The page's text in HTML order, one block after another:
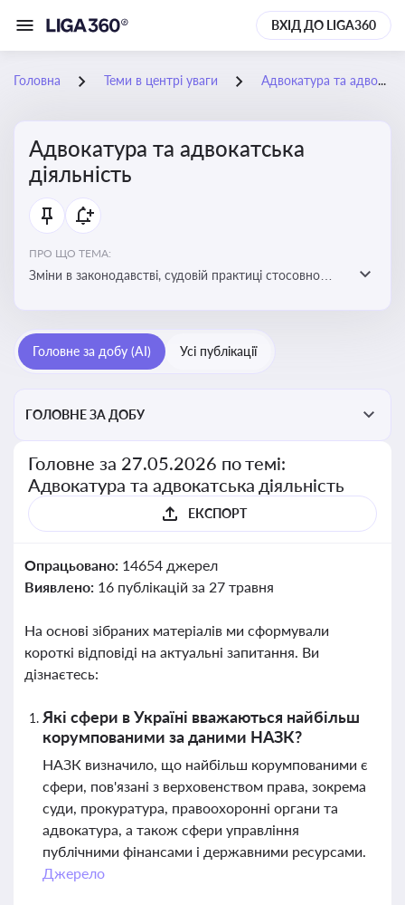
ВХІД ДО LIGA360
Головна Теми в центрі уваги Адвокатура та адвокатська діяльність
Адвокатура та адвокатська
діяльність
ПРО ЩО ТЕМА:
Зміни в законодавстві, судовій практиці стосовно
Головне за добу (AI) Усі публікації
ГОЛОВНЕ ЗА ДОБУ
Головне за 27.05.2026 по темі:
Адвокатура та адвокатська діяльність
ЕКСПОРТ
Опрацьовано: 14654 джерел
Виявлено: 16 публікацій за 27 травня
На основі зібраних матеріалів ми сформували
короткі відповіді на актуальні запитання. Ви
дізнаєтесь:
Які сфери в Україні вважаються найбільш
корумпованими за даними НАЗК?
НАЗК визначило, що найбільш корумпованими є
сфери, пов'язані з верховенством права, зокрема
суди, прокуратура, правоохоронні органи та
адвокатура, а також сфери управління
публічними фінансами і державними ресурсами.
Джерело